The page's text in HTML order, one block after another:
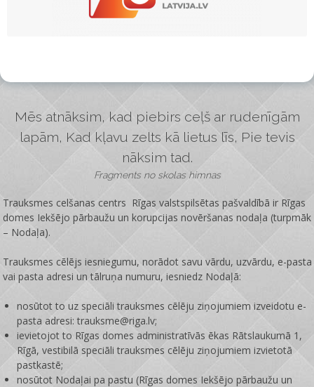
Mēs atnāksim, kad piebirs ceļš ar rudenīgām
lapām, Kad kļavu zelts kā lietus līs, Pie tevis
nāksim tad.
Fragments no skolas himnas
Trauksmes celšanas centrs Rīgas valstspilsētas pašvaldībā ir Rīgas
domes Iekšējo pārbaužu un korupcijas novēršanas nodaļa (turpmāk
– Nodaļa).
Trauksmes cēlējs iesniegumu, norādot savu vārdu, uzvārdu, e-pasta
vai pasta adresi un tālruņa numuru, iesniedz Nodaļā:
nosūtot to uz speciāli trauksmes cēlēju ziņojumiem izveidotu e-
pasta adresi: trauksme@riga.lv;
ievietojot to Rīgas domes administratīvās ēkas Rātslaukumā 1,
Rīgā, vestibilā speciāli trauksmes cēlēju ziņojumiem izvietotā
pastkastē;
nosūtot Nodaļai pa pastu (Rīgas domes Iekšējo pārbaužu un